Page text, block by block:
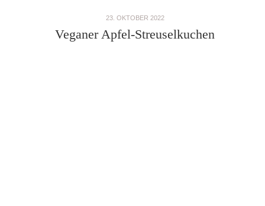
23. OKTOBER 2022
Veganer Apfel-Streuselkuchen